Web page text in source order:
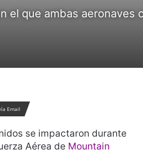
el que ambas aeronaves
Email
se impactaron durante
Aérea de Mountain